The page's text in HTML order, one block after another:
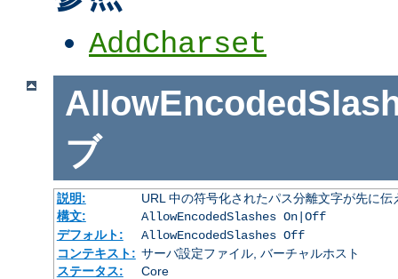
AddCharset
ブ
説明:
URL 中の符号化されたパス分離文字が先に
構文:
AllowEncodedSlashes On|Off
デフォルト:
AllowEncodedSlashes Off
コンテキスト: サーバ設定ファイル, バーチャルホスト
ステータス:
Core